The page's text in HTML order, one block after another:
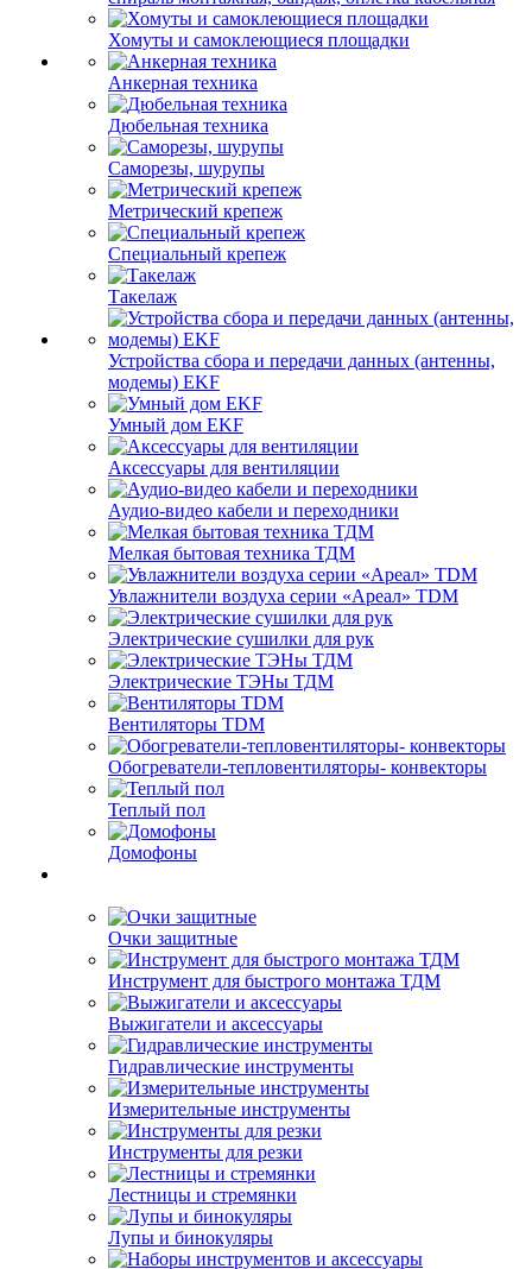
Хомуты и самоклеющиеся площадки
Анкерная техника
Дюбельная техника
Саморезы, шурупы
Метрический крепеж
Специальный крепеж
Такелаж
Устройства сбора и передачи данных (антенны,
модемы) EKF
Умный дом EKF
Аксессуары для вентиляции
Аудио-видео кабели и переходники
Мелкая бытовая техника ТДМ
Увлажнители воздуха серии «Ареал» TDM
Электрические сушилки для рук
Электрические ТЭНы ТДМ
Вентиляторы TDM
Обогреватели-тепловентиляторы- конвекторы
Теплый пол
Домофоны
Очки защитные
Инструмент для быстрого монтажа ТДМ
Выжигатели и аксессуары
Гидравлические инструменты
Измерительные инструменты
Инструменты для резки
Лестницы и стремянки
Лупы и бинокуляры